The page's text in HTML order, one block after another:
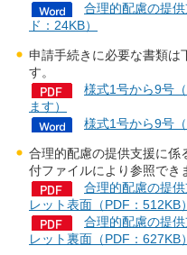
合理的配慮の提
ド：24KB）
申請手続きに必要な書類は
す。
様式1号から9号
ます）
様式1号から9号
合理的配慮の提供支援に係
付ファイルにより参照でき
合理的配慮の提
レット表面（PDF：512KB
合理的配慮の提
レット裏面（PDF：627KB